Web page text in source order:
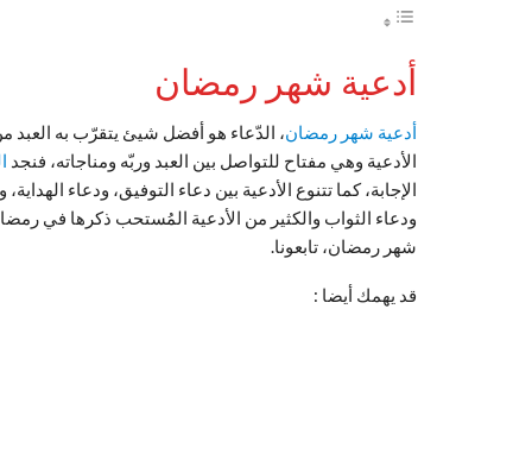
أدعية شهر رمضان
أدعية شهر رمضان، الدّعاء هو أفضل شيئ يتقرّب به العبد
الأدعية وهي مفتاح للتواصل بين العبد وربّه ومناجاته، فنجد
الإجابة، كما تتنوع الأدعية بين دعاء التوفيق، ودعاء
ودعاء الثواب والكثير من الأدعية المُستحب ذكرها في
شهر رمضان، تابعونا.
قد يهمك أيضا :